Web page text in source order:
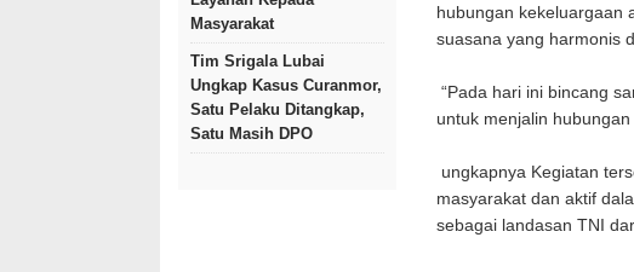
Masyarakat
Tim Srigala Lubai
Ungkap Kasus Curanmor,
Satu Pelaku Ditangkap,
Satu Masih DPO
hubungan kekeluargaan
suasana yang harmonis
“Pada hari ini bincang
untuk menjalin
ungkapnya Kegiatan
masyarakat dan aktif
sebagai landasan TNI